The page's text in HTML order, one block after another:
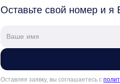
Оставьте свой номер и я
Оставляя заявку, вы соглашаетесь с